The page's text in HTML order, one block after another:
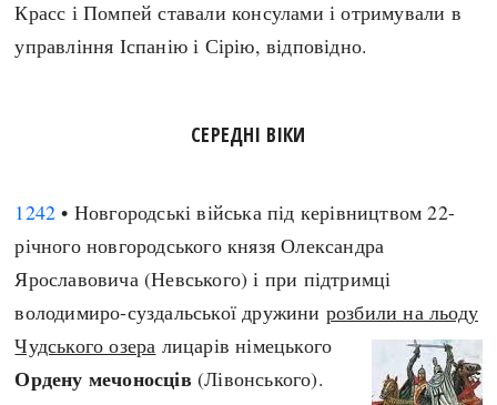
Рубрики
Кримінал
Культура і мистецтво
Людина і суспільство
Особистості
Подорожі і відкриття
Україна
Українська революція
Україна незалежна
ЗНО
Хронологія
Античні часи
Темні віки
Високе Середньовіччя
Красс і Помпей ставали консулами і отримували в
управління Іспанію і Сірію, відповідно.
СЕРЕДНІ ВІКИ
1242 • Новгородські війська під керівництвом 22-
річного новгородського князя Олександра
Ярославовича (Невського) і при підтримці
володимиро-суздальської дружини розбили на льоду
Чудського озера лицарів німецького
Ордену мечоносців (Лівонського).